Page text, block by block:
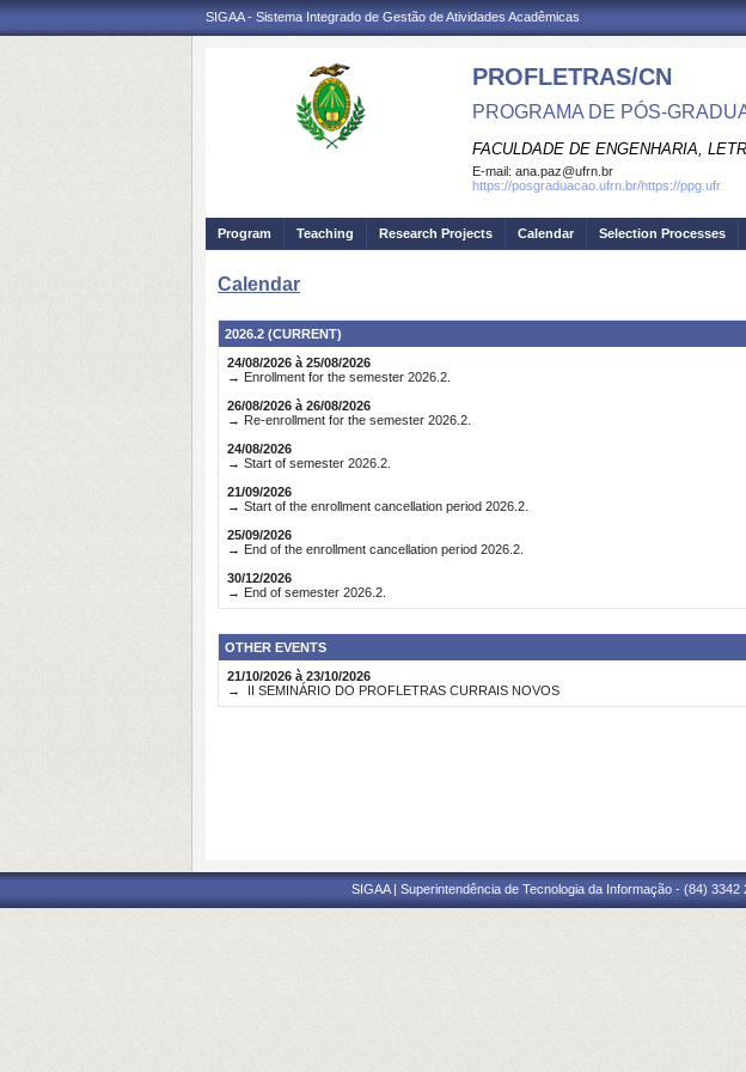
SIGAA - Sistema Integrado de Gestão de Atividades Acadêmicas
PROFLETRAS/CN
PROGRAMA DE PÓS-
FACULDADE DE ENGENHARIA,
E-mail: ana.paz@ufrn.br
https://posgraduacao.ufrn.br/https://ppg.ufr
Program Teaching Research Projects Calendar Selection Processes
Calendar
2026.2 (CURRENT)
24/08/2026 à 25/08/2026
→ Enrollment for the semester 2026.2.
26/08/2026 à 26/08/2026
→ Re-enrollment for the semester 2026.2.
24/08/2026
→ Start of semester 2026.2.
21/09/2026
→ Start of the enrollment cancellation period 2026.2.
25/09/2026
→ End of the enrollment cancellation period 2026.2.
30/12/2026
→ End of semester 2026.2.
OTHER EVENTS
21/10/2026 à 23/10/2026
→ II SEMINÁRIO DO PROFLETRAS CURRAIS NOVOS
SIGAA | Superintendência de Tecnologia da Informação - (84)